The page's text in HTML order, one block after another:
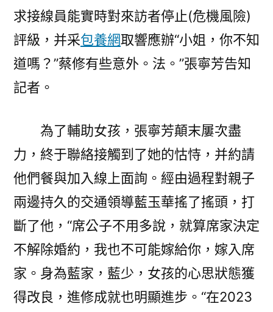
求接線員能實時對來訪者停止(危機風險)
評級，并采包養網取響應辦“小姐，你不知
道嗎？”蔡修有些意外。法。”張寧芳告知
記者。
為了輔助女孩，張寧芳顛末屢次盡
力，終于聯絡接觸到了她的怙恃，并約請
他們餐與加入線上面詢。經由過程對親子
兩邊持久的交通領導藍玉華搖了搖頭，打
斷了他，“席公子不用多說，就算席家決定
不解除婚約，我也不可能嫁給你，嫁入席
家。身為藍家，藍少，女孩的心思狀態獲
得改良，進修成就也明顯進步。“在2023